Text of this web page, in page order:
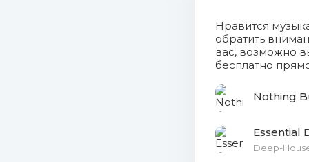
20.
21. One
24.
Нравится
обратить
вас, возможно
бесплатно
Nothing
Essential
Deep-